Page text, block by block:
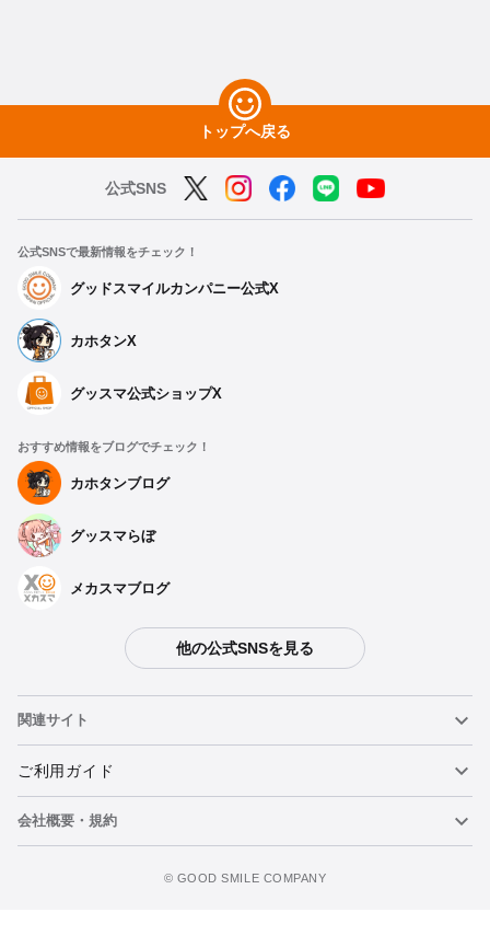
トップへ戻る
公式SNS
公式SNSで最新情報をチェック！
グッドスマイルカンパニー公式X
カホタンX
グッスマ公式ショップX
おすすめ情報をブログでチェック！
カホタンブログ
グッスマらぼ
メカスマブログ
他の公式SNSを見る
関連サイト
ねんどろいど
ねんどろいどフェイスメーカー
ご利用ガイド
重要なお知らせ
会社概要・規約
©️ GOOD SMILE COMPANY